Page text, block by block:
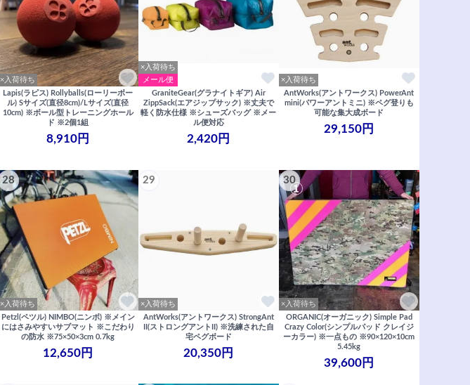
×入荷待ち
Lapis(ラピス) Rollyballs(ローリーボー
ル) Sサイズ(直径8cm)/Lサイズ(直径
10cm) ※ボール型トレーニングホール
ド ※2個1組
8,910円
×入荷待ち
メール便
GraniteGear(グラナイトギア) Air
ZippSack(エアジップサック) ※丈夫で
軽く防水仕様 ※シューズバッグ ※メー
ル便対応
2,420円
×入荷待ち
AntWorks(アントワークス) PowerAnt
mini(パワーアントミニ) ※ペグ登りも
可能な集大成ボード
29,150円
28
×入荷待ち
Petzl(ペツル) NIMBO(ニンボ) ※メイン
にはさみやすいサブマット ※こだわり
の防水 ※75×50×3cm 0.7kg
12,650円
29
×入荷待ち
AntWorks(アントワークス) StrongAnt
II(ストロングアントII) ※洗練された自
宅ペグボード
20,350円
30
×入荷待ち
ORGANIC(オーガニック) Simple Pad
Crazy Color(シンプルパッド クレイジ
ーカラー) ※一点もの ※90×120×10cm
5.45kg
39,600円